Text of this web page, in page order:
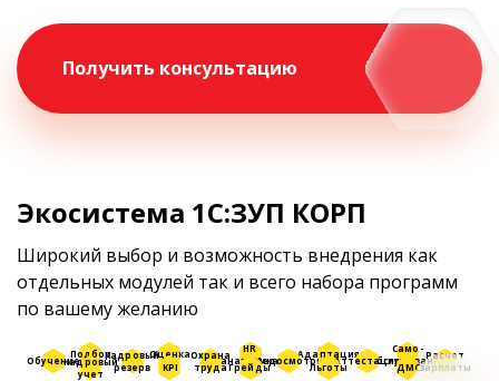
Получить консультацию
Экосистема 1С:ЗУП КОРП
Широкий выбор и возможность внедрения как
отдельных модулей так и всего набора программ
по вашему желанию
Подбор Оценка
HR
аналитика
Адаптация
Само-
обслуживание
Обучение
Кадровый
резерв
Охрана
труда
Медосмотры Аттестация
Расчет
зарплаты
Кадровый
учет
KPI Грейды Льготы ДМС